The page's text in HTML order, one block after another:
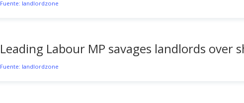
Fuente: landlordzone
Leading Labour MP savages landlords over
Fuente: landlordzone